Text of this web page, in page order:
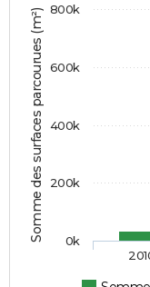
Somme des surfaces parcourues (m²) 0k
200k
400k
600k
800k